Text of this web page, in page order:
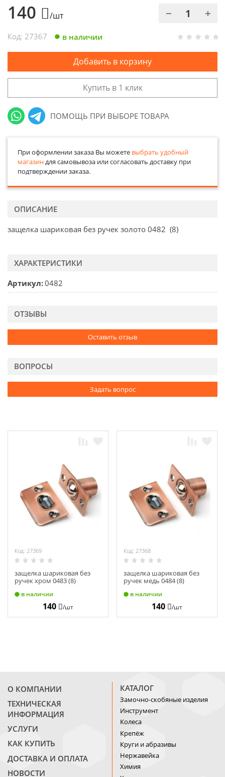
140 /шт
Код: 27367 в наличии
Добавить в корзину
Купить в 1 клик
ПОМОЩЬ ПРИ ВЫБОРЕ ТОВАРА
При оформлении заказа Вы можете выбрать удобный
магазиндля самовывоза или согласовать доставку при
подтверждении заказа.
ОПИСАНИЕ
защелка шариковая без ручек золото 0482 (8)
ХАРАКТЕРИСТИКИ
Артикул 0482
ОТЗЫВЫ
Оставить отзыв
ВОПРОСЫ
Задать вопрос
Код: 27369
защелка шариковая без
ручек хром 0483 (8)
в наличии
140 /шт
Код: 27368
защелка шариковая без
ручек медь 0484 (8)
в наличии
140 /шт
О КОМПАНИИ
ТЕХНИЧЕСКАЯ
ИНФОРМАЦИЯ
УСЛУГИ
КАК КУПИТЬ
ДОСТАВКА И ОПЛАТА
НОВОСТИ
КАТАЛОГ
Замочно-скобяные изделия
Инструмент
Колеса
Крепёж
Круги и абразивы
Нержавейка
Химия